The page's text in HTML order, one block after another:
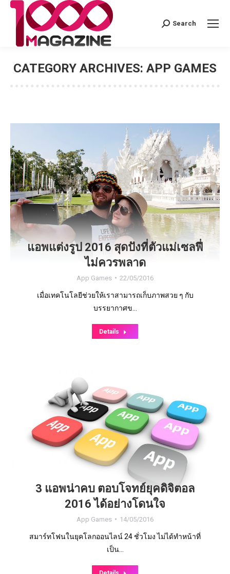
Search:
Search
CATEGORY ARCHIVES: APP GAMES
แอพแต่งรูป 2016 สุดปังที่ตัวแม่เซลฟี่
ไม่ควรพลาด
App Games 22/05/2016
เมื่อเทคโนโลยีช่วยให้เราสามารถเก็บภาพสวย ๆ กับ
บรรยากาศข…
Details
3 แอพน่าคบ ตอบโจทย์ยุคดิจิตอล
2016 ได้อย่างโดนใจ
App Games 14/05/2016
สมาร์ทโฟนในยุคโลกออนไลน์ 24 ชั่วโมง ไม่ได้ทำหน้าที่
เป็น…